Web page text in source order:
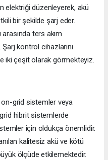
elektriği düzenleyerek, akü
bir şekilde şarj eder.
ters akım
Şarj kontrol cihazlarını
iki çeşit olarak görmekteyiz.
on-grid sistemler veya
hibrit sistemlerde
için oldukça önemlidir.
kalitesiz akü ve kötü
ölçüde etkilemektedir.